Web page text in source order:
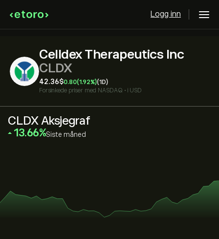
Logg inn
Celldex Therapeutics Inc
CLDX
42.36‎$‎0.80(1.92%)(1D)
Forsinkede priser med NASDAQ • i USD
CLDX Aksjegraf
‎13.66‎ Siste måned